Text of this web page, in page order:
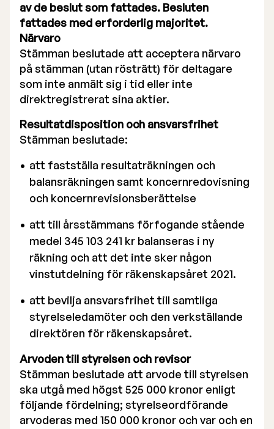
Börsnotering
Företrädesemission 2025
Föregående prospekt
Lista på aktieägare
Teckningsoption TO 1
Bolagsstyrelse
Verkställande ledning
Certified Adviser
Bolagsordning
Bolagsbeskrivning
av de beslut som fattades. Besluten
fattades med erforderlig majoritet.
Närvaro
Stämman beslutade att acceptera närvaro
på stämman (utan rösträtt) för deltagare
som inte anmält sig i tid eller inte
direktregistrerat sina aktier.
Resultatdisposition och ansvarsfrihet
Stämman beslutade:
att fastställa resultaträkningen och
balansräkningen samt koncernredovisning
och koncernrevisionsberättelse
att till årsstämmans förfogande stående
medel 345 103 241 kr balanseras i ny
räkning och att det inte sker någon
vinstutdelning för räkenskapsåret 2021.
att bevilja ansvarsfrihet till samtliga
styrelseledamöter och den verkställande
direktören för räkenskapsåret.
Arvoden till styrelsen och revisor
Stämman beslutade att arvode till styrelsen
ska utgå med högst 525 000 kronor enligt
följande fördelning; styrelseordförande
arvoderas med 150 000 kronor och var och en